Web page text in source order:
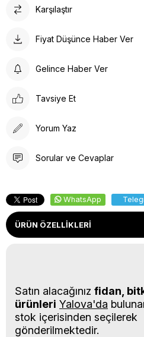
Karşılaştır
Fiyat Düşünce Haber Ver
Gelince Haber Ver
Tavsiye Et
Yorum Yaz
Sorular ve Cevaplar
WhatsApp
ÜRÜN ÖZELLIKLERI
Satın alacağınız fidan,
ürünleri Yalova'da
stok içerisinden seçilerek